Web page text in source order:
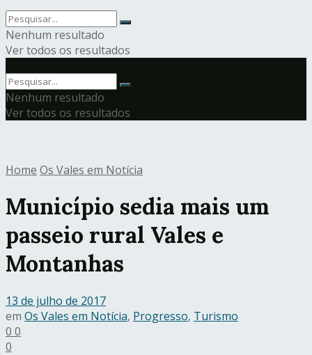
Nenhum resultado
Ver todos os resultados
Nenhum resultado
Ver todos os resultados
Home Os Vales em Notícia
Município sedia mais um
passeio rural Vales e
Montanhas
13 de julho de 2017
em Os Vales em Notícia, Progresso, Turismo
0 0
0